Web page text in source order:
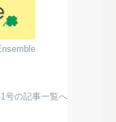
号の記事一覧へ